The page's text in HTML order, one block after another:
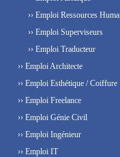
›› Emploi Ressources
›› Emploi Superviseurs
›› Emploi Traducteur
›› Emploi Architecte
›› Emploi Esthétique / Coiffure
›› Emploi Freelance
›› Emploi Génie Civil
›› Emploi Ingénieur
›› Emploi IT